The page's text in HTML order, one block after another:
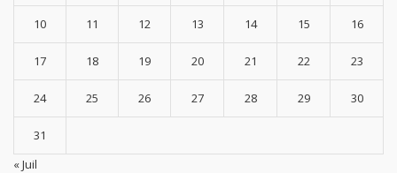
10 11 12 13 14 15 16
17 18 19 20 21 22 23
24 25 26 27 28 29 30
31
« Juil